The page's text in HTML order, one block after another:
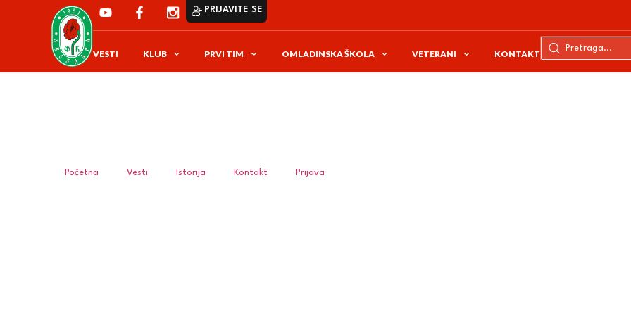
PRIJAVITE SE
VESTI KLUB PRVI TIM OMLADINSKA ŠKOLA VETERANI KONTAKT
Početna Vesti Istorija Kontakt Prijava